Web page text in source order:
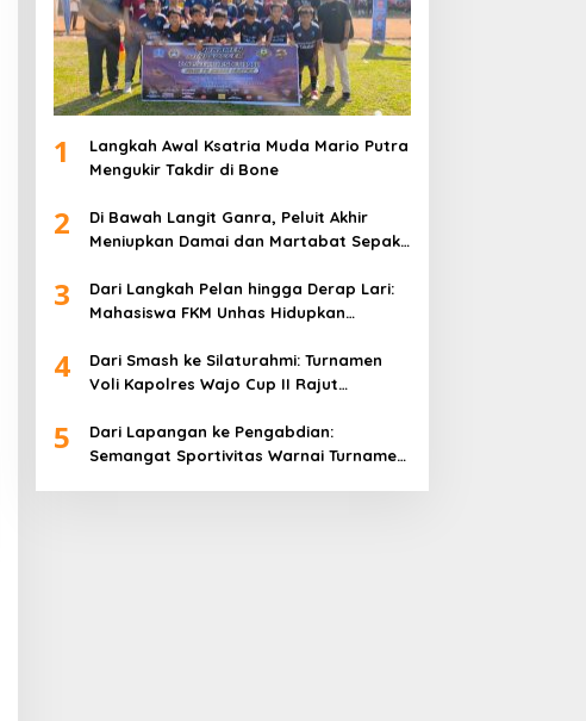
1
Langkah Awal Ksatria Muda Mario Putra
Mengukir Takdir di Bone
2
Di Bawah Langit Ganra, Peluit Akhir
Meniupkan Damai dan Martabat Sepak
3
Dari Langkah Pelan hingga Derap Lari:
Mahasiswa FKM Unhas Hidupkan
4
Dari Smash ke Silaturahmi: Turnamen
Voli Kapolres Wajo Cup II Rajut
80
5
Dari Lapangan ke Pengabdian:
Semangat Sportivitas Warnai Turnamen